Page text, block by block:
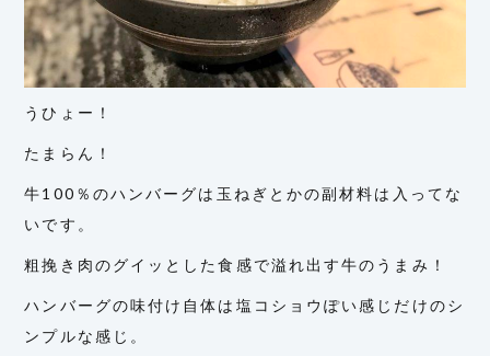
うひょー！
たまらん！
牛100％のハンバーグは玉ねぎとかの副材料は入ってな
いです。
粗挽き肉のグイッとした食感で溢れ出す牛のうまみ！
ハンバーグの味付け自体は塩コショウぽい感じだけのシ
ンプルな感じ。